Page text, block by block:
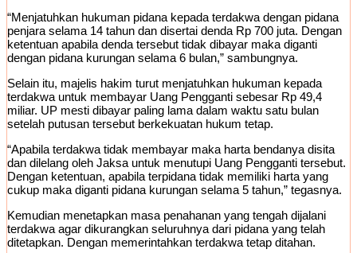
“Menjatuhkan hukuman pidana kepada terdakwa dengan pidana
penjara selama 14 tahun dan disertai denda Rp 700 juta. Dengan
ketentuan apabila denda tersebut tidak dibayar maka diganti
dengan pidana kurungan selama 6 bulan,” sambungnya.
Selain itu, majelis hakim turut menjatuhkan hukuman kepada
terdakwa untuk membayar Uang Pengganti sebesar Rp 49,4
miliar. UP mesti dibayar paling lama dalam waktu satu bulan
setelah putusan tersebut berkekuatan hukum tetap.
“Apabila terdakwa tidak membayar maka harta bendanya disita
dan dilelang oleh Jaksa untuk menutupi Uang Pengganti tersebut.
Dengan ketentuan, apabila terpidana tidak memiliki harta yang
cukup maka diganti pidana kurungan selama 5 tahun,” tegasnya.
Kemudian menetapkan masa penahanan yang tengah dijalani
terdakwa agar dikurangkan seluruhnya dari pidana yang telah
ditetapkan. Dengan memerintahkan terdakwa tetap ditahan.